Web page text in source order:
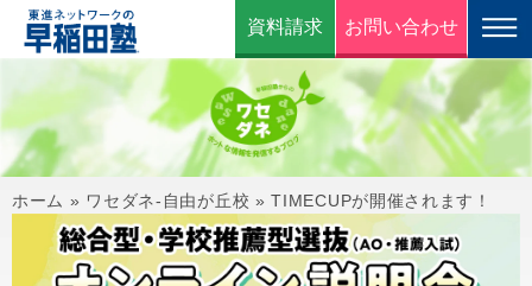
資料請求 お問い合わせ
ホーム » ワセダネ-自由が丘校 »TIMECUPが開催されます！